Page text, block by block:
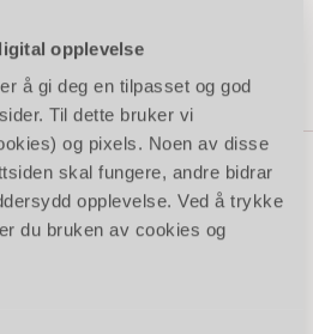
opplevelse
å gi deg en tilpasset og god
Til dette bruker vi
og pixels. Noen av disse
skal fungere, andre bidrar
opplevelse. Ved å trykke
du bruken av cookies og
og få eventyrlige nyheter og de